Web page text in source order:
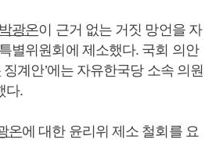
박광온이 근거 없는 거짓 망언을 자
별위원회에 제소했다. 국회 의안
징계안’에는 자유한국당 소속 의원
다.
온에 대한 윤리위 제소 철회를 요